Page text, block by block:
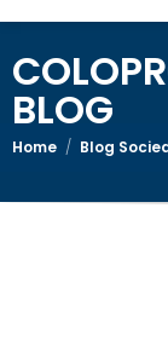
BLOG
Home / Blog